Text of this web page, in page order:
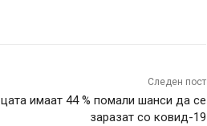
Следен пост
имаат 44 % помали шанси да се
заразат со ковид-19